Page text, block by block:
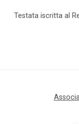
Testata iscritta al